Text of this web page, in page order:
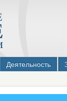
Деятельность